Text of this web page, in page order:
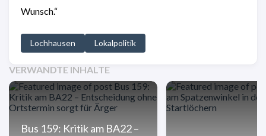
Wunsch.“
Lochhausen Lokalpolitik
VERWANDTE INHALTE
Bus 159: Kritik am BA22 –